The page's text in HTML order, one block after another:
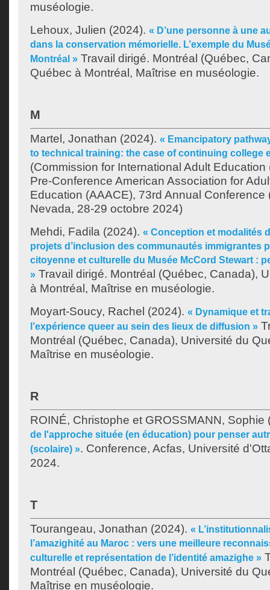
muséologie.
Lehoux, Julien (2024). « D’une personne à une
dans la conservation mémorielle. L’exemple du
Montréal » Travail dirigé. Montréal (Québec,
Québec à Montréal, Maîtrise en muséologie.
M
Martel, Jonathan (2024). « Emancipatory
to technical training: the case of continuing college
(Commission for International Adult
Pre-Conference American Association for
Education (AAACE), 73rd Annual Conference
Nevada, 28-29 octobre 2024)
Mehdi, Fadila (2024). « Conception et modalités
projets d’inclusion des communautés immigrantes
citoyenne et culturelle du Musée McCord Stewart :
» Travail dirigé. Montréal (Québec, Canada),
à Montréal, Maîtrise en muséologie.
Moyart-Soucy, Rachel (2024). « Dynamique et
l’expérience queer au sein des lieux de diffusion »
Montréal (Québec, Canada), Université du
Maîtrise en muséologie.
R
ROINÉ, Christophe et GROSSMANN, Sophie
de l'approche située (en éducation) pour penser
(scolaire) ». Conference, Acfas, Université
2024.
T
Tourangeau, Jonathan (2024). «
l’amazighité au Maroc : vers une meilleure
culturelle et représentation de l’identité amazighe »
Montréal (Québec, Canada), Université du
Maîtrise en muséologie.